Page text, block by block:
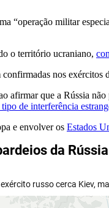
“operação militar
o território ucraniano,
nos exércitos
afirmar que a Rússia
de interferência
e envolver os Estados